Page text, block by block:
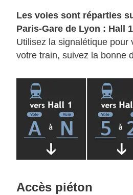
Les voies sont réparties
Paris-Gare de Lyon : Hall
Utilisez la signalétique pour
votre train, suivez la bonne
Accès piéton